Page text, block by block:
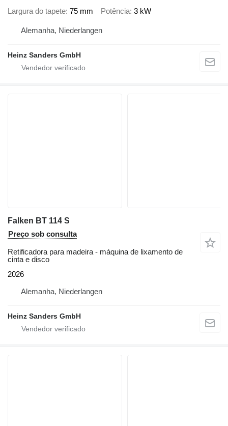
Largura do tapete 75 mm Potência 3 kW
Alemanha, Niederlangen
Heinz Sanders GmbH
Falken BT 114 S
Preço sob consulta
Retificadora para madeira - máquina de lixamento de
cinta e disco
2026
Alemanha, Niederlangen
Heinz Sanders GmbH